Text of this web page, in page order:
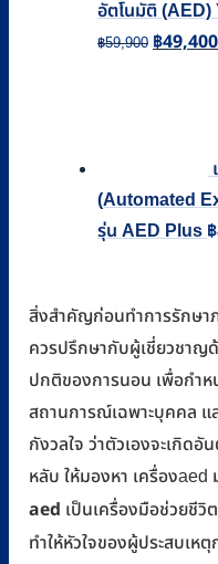
อัตโนมัติ (AED)
฿59,900 Original
฿49,400
(Automated
รุ่น AED Plus ฿
สิ่งสำคัญก่อนทำการรักษา
ควรปรึกษากับผู้เชี่ยวชาญ
ปกติของการนอน เพื่อกำห
สถานการณ์เฉพาะบุคคล แ
กังวลใจ ว่าตัวเองจะเกิดอั
หลับ ให้มองหา เครื่องaed
aed เป็นเครื่องมือช่วยชีวิ
ทำให้หัวใจของผู้ประสบเห